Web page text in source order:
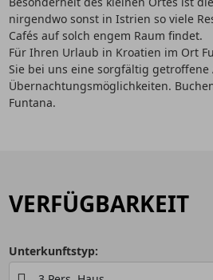
nirgendwo sonst in Istrien so viele
Cafés auf solch engem Raum findet.
Für Ihren Urlaub in Kroatien im Ort
Sie bei uns eine sorgfältig getroffene
Übernachtungsmöglichkeiten.
Funtana.
VERFÜGBARKEIT
Unterkunftstyp: